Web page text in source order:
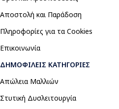
Αποστολή και Παράδοση
Πληροφορίες για τα Cookies
Επικοινωνία
ΔΗΜΟΦΙΛΕΊΣ ΚΑΤΗΓΟΡΊΕΣ
Απώλεια Μαλλιών
Στυτική Δυσλειτουργία